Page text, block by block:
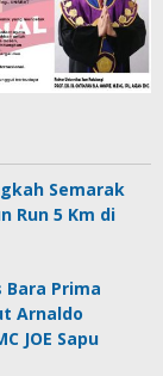
Semarak
Run 5 Km di
Bara Prima
Arnaldo
JOE Sapu